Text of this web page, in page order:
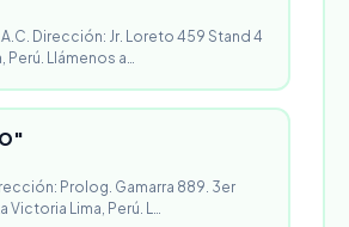
Dirección: Jr. Loreto 459 Stand 4
Perú. Llámenos a…
Prolog. Gamarra 889. 3er
Victoria Lima, Perú. L…